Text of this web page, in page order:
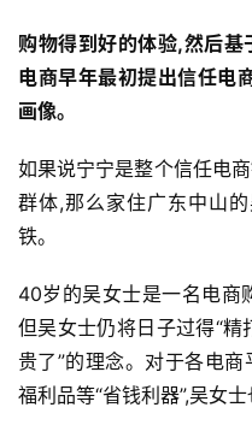
购物得到好的体验,然后
电商早年最初提出信任电
画像。
如果说宁宁是整个信任电
群体,那么家住广东中山
铁。
40岁的吴女士是一名电商
但吴女士仍将日子过得“精
贵了”的理念。对于各电商
福利品等“省钱利器”,吴女士